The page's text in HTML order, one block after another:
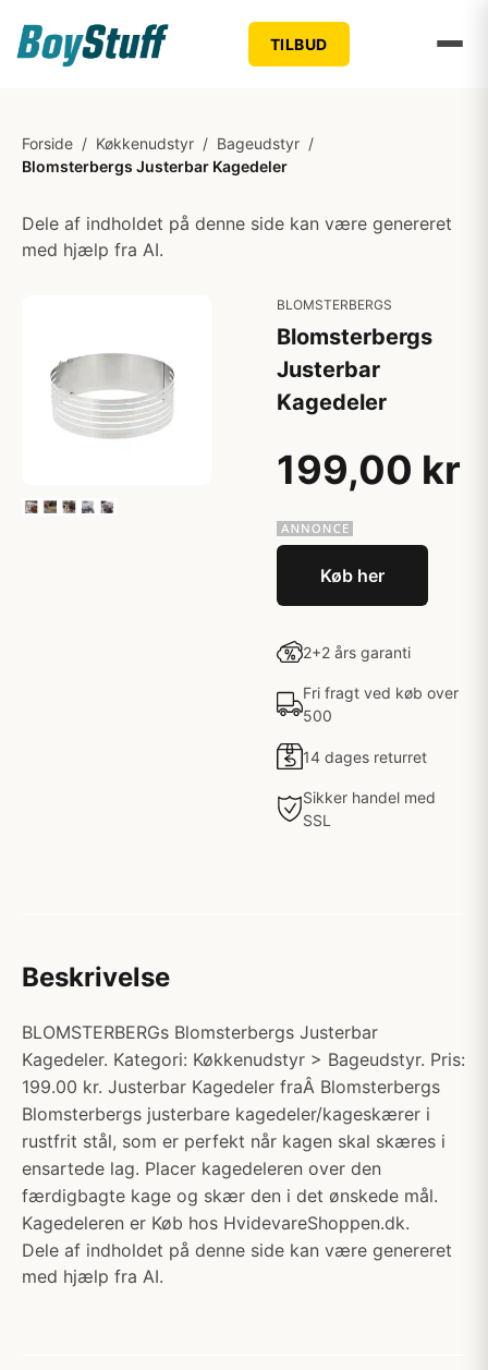
TILBUD
Forside / Køkkenudstyr / Bageudstyr /
Blomsterbergs Justerbar Kagedeler
Dele af indholdet på denne side kan være genereret
med hjælp fra AI.
BLOMSTERBERGS
Blomsterbergs
Justerbar
Kagedeler
199,00 kr
Køb her
2+2 års garanti
Fri fragt ved køb over
500
14 dages returret
Sikker handel med
SSL
Beskrivelse
BLOMSTERBERGs Blomsterbergs Justerbar
Kagedeler. Kategori: Køkkenudstyr > Bageudstyr. Pris:
199.00 kr. Justerbar Kagedeler fraÂ Blomsterbergs
Blomsterbergs justerbare kagedeler/kageskærer i
rustfrit stål, som er perfekt når kagen skal skæres i
ensartede lag. Placer kagedeleren over den
færdigbagte kage og skær den i det ønskede mål.
Kagedeleren er Køb hos HvidevareShoppen.dk.
Dele af indholdet på denne side kan være genereret
med hjælp fra AI.